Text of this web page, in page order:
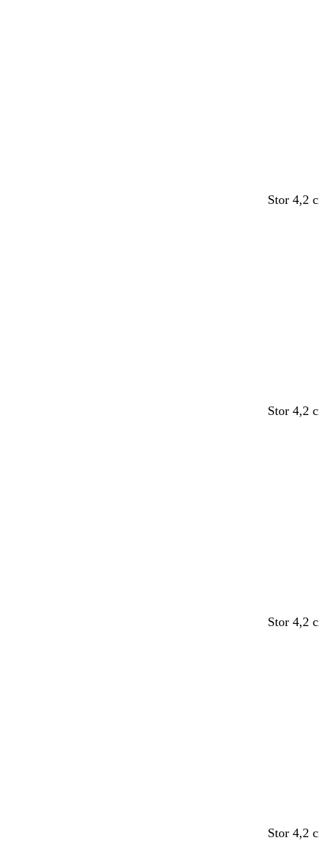
Stor 4,2
Stor 4,2
Stor 4,2
Stor 4,2